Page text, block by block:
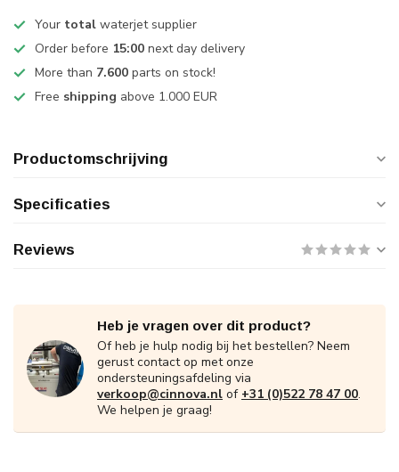
Your total waterjet supplier
Order before 15:00 next day delivery
More than 7.600 parts on stock!
Free shipping above 1.000 EUR
Productomschrijving
Specificaties
Reviews
Heb je vragen over dit product?
Of heb je hulp nodig bij het bestellen? Neem
gerust contact op met onze
ondersteuningsafdeling via
verkoop@cinnova.nl of +31 (0)522 78 47 00.
We helpen je graag!